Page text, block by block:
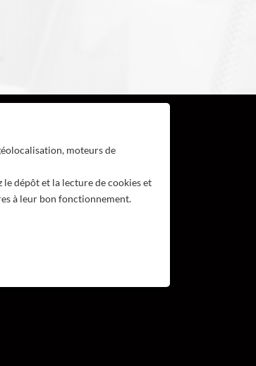
moteurs de
le dépôt et la lecture de cookies et
à leur bon fonctionnement.